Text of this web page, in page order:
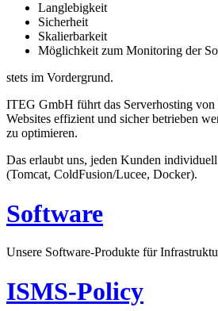
Langlebigkeit
Sicherheit
Skalierbarkeit
Möglichkeit zum Monitoring der
stets im Vordergrund.
ITEG GmbH führt das Serverhosting
Websites effizient und sicher betrieben
zu optimieren.
Das erlaubt uns, jeden Kunden
(Tomcat, ColdFusion/Lucee, Docker).
Software
Unsere Software-Produkte für
ISMS-Policy